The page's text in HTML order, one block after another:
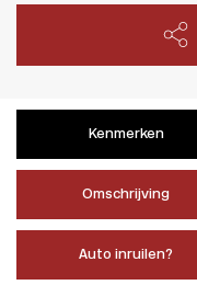
Kenmerken
Omschrijving
Auto inruilen?